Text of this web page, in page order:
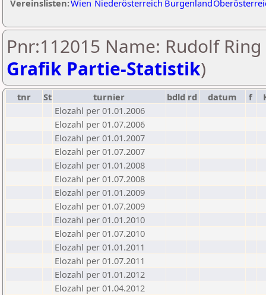
Vereinslisten:Wien Niederösterreich Burgenland
Pnr:112015 Name: Rudolf Ring
Grafik Partie-Statistik)
tnr St turnier bdld rd datum f
Elozahl per 01.01.2006
Elozahl per 01.07.2006
Elozahl per 01.01.2007
Elozahl per 01.07.2007
Elozahl per 01.01.2008
Elozahl per 01.07.2008
Elozahl per 01.01.2009
Elozahl per 01.07.2009
Elozahl per 01.01.2010
Elozahl per 01.07.2010
Elozahl per 01.01.2011
Elozahl per 01.07.2011
Elozahl per 01.01.2012
Elozahl per 01.04.2012